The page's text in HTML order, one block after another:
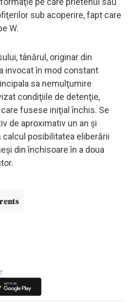
sub acoperire, fapt care
W.
tânărul, originar din
invocat în mod constant
sa nemulţumire
condiţiile de detenţie,
fusese iniţial închis. Se
de aproximativ un an şi
calcul posibilitatea eliberării
din închisoare în a doua